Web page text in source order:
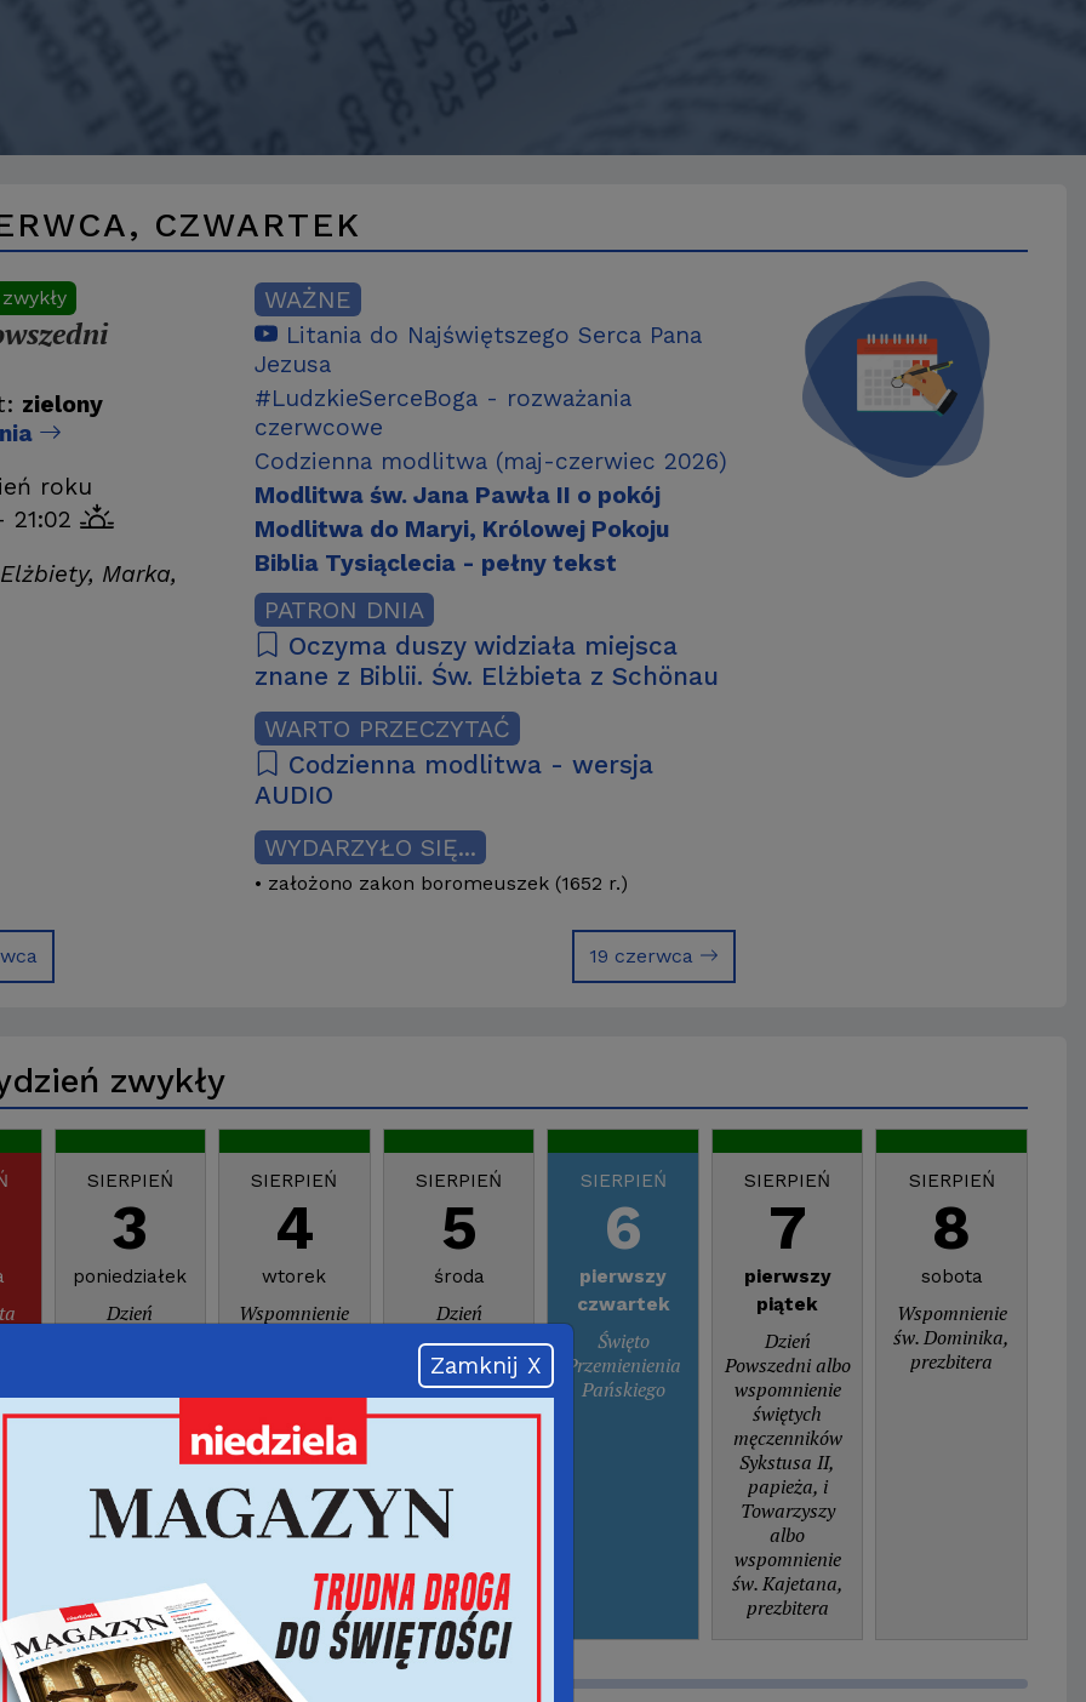
CZWARTEK
zielony
roku
21:02
Elżbiety, Marka,
WAŻNE
Litania do Najświętszego Serca Pana
Jezusa
#LudzkieSerceBoga - rozważania
czerwcowe
Codzienna modlitwa (maj-czerwiec 2026)
Modlitwa św. Jana Pawła II o pokój
Modlitwa do Maryi, Królowej Pokoju
Biblia Tysiąclecia - pełny tekst
PATRON DNIA
Oczyma duszy widziała miejsca
znane z Biblii. Św. Elżbieta z Schönau
WARTO PRZECZYTAĆ
Codzienna modlitwa - wersja
AUDIO
WYDARZYŁO SIĘ...
• założono zakon boromeuszek (1652 r.)
19 czerwca
zwykły
SIERPIEŃ
3
poniedziałek
Dzień
SIERPIEŃ
4
wtorek
Wspomnienie
SIERPIEŃ
5
środa
Dzień
Powszedni albo
wspomnienie
rocznicy
poświęcenia
Najświętszej
Maryi Panny
SIERPIEŃ
6
pierwszy
czwartek
Święto
Przemienienia
Pańskiego
SIERPIEŃ
7
pierwszy
piątek
Dzień
Powszedni albo
wspomnienie
świętych
męczenników
Sykstusa II,
papieża, i
Towarzyszy
albo
wspomnienie
św. Kajetana,
prezbitera
SIERPIEŃ
8
sobota
Wspomnienie
św. Dominika,
prezbitera
Zamknij X